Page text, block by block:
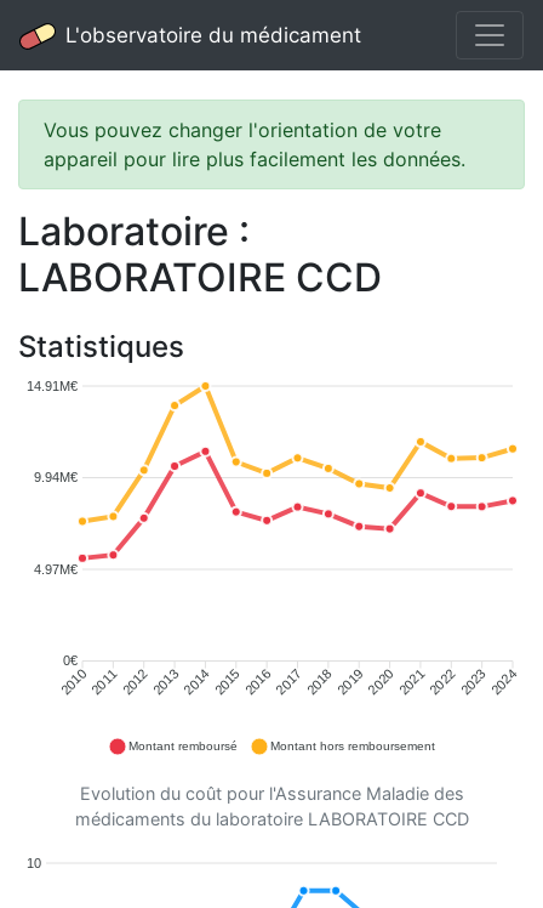
L'observatoire du médicament
Vous pouvez changer l'orientation de votre
appareil pour lire plus facilement les données.
Laboratoire :
LABORATOIRE CCD
Statistiques
14.91M€
9.94M€
4.97M€
0€
201020112012201320142015 20162017 2018 20192020 202120222023 2024
Montant remboursé Montant hors remboursement
Evolution du coût pour l'Assurance Maladie des
médicaments du laboratoire LABORATOIRE CCD
10